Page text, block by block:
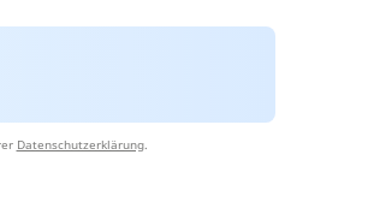
Datenschutzerklärung.